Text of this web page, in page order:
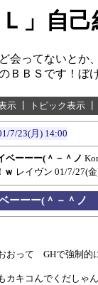
」自己
会ってないとか
ＢＢＳです！ぼ
示 トピック表示
7/23(月) 14:00
ベーーー(＾－＾ノ
ｗ レイヴン 01/7/27(
ーーー(＾－＾ノ
おって GHで強制的
キコんでくだしゃん